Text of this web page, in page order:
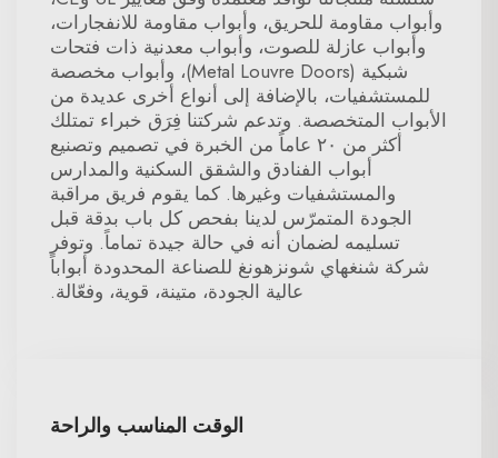
وأبواب مقاومة للحريق، وأبواب مقاومة للانفجارات،
وأبواب عازلة للصوت، وأبواب معدنية ذات فتحات
شبكية (Metal Louvre Doors)، وأبواب مخصصة
للمستشفيات، بالإضافة إلى أنواع أخرى عديدة من
الأبواب المتخصصة. وتدعم شركتنا فِرَق خبراء تمتلك
أكثر من ٢٠ عاماً من الخبرة في تصميم وتصنيع
أبواب الفنادق والشقق السكنية والمدارس
والمستشفيات وغيرها. كما يقوم فريق مراقبة
الجودة المتمرّس لدينا بفحص كل باب بدقة قبل
تسليمه لضمان أنه في حالة جيدة تماماً. وتوفر
شركة شنغهاي شونزهونغ للصناعة المحدودة أبواباً
عالية الجودة، متينة، قوية، وفعّالة.
الوقت المناسب والراحة